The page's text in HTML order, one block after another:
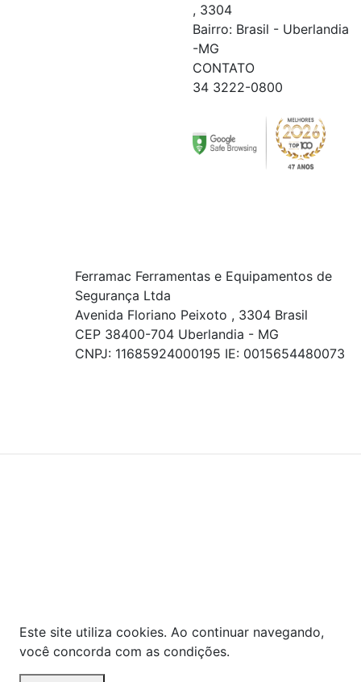
, 3304
Bairro: Brasil - Uberlandia
-MG
CONTATO
34 3222-0800
Ferramac Ferramentas e Equipamentos de
Segurança Ltda
Avenida Floriano Peixoto , 3304 Brasil
CEP 38400-704 Uberlandia - MG
CNPJ: 11685924000195 IE: 0015654480073
Este site utiliza cookies. Ao continuar navegando,
você concorda com as condições.